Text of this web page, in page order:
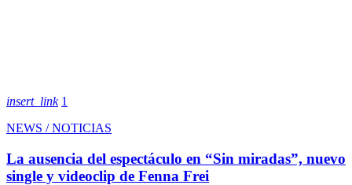
insert_link 1
NEWS / NOTICIAS
La ausencia del espectáculo en “Sin miradas”, nuevo
single y videoclip de Fenna Frei